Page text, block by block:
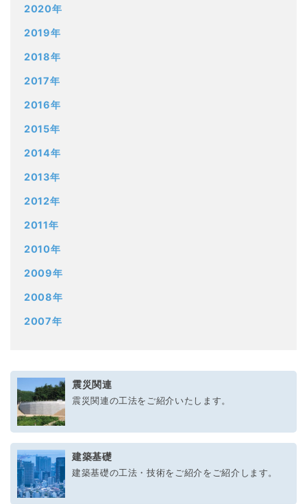
2020年
2019年
2018年
2017年
2016年
2015年
2014年
2013年
2012年
2011年
2010年
2009年
2008年
2007年
震災関連
震災関連の工法をご紹介いたします。
建築基礎
建築基礎の工法・技術をご紹介をご紹介します。